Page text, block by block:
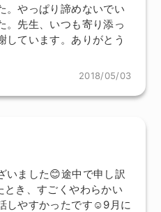
。やっぱり諦めないでい
。先生、いつも寄り添っ
しています。ありがとう
2018/05/03
いました😊途中で申し訳
き、すごくやわらかい
しやすかったです☺9月に